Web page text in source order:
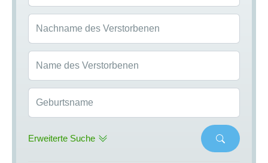
Nachname des Verstorbenen
Name des Verstorbenen
Geburtsname
Erweiterte Suche